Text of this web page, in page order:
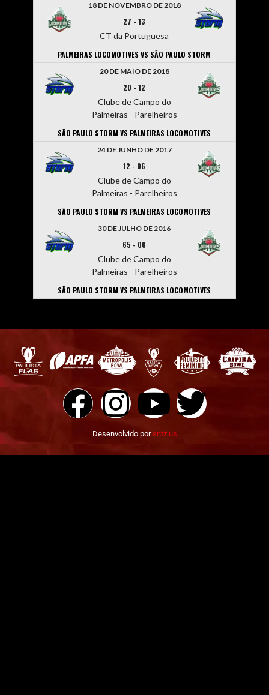
18 DE NOVEMBRO DE 2018
27 -13
CT da Portuguesa
PALMEIRAS LOCOMOTIVES VS SÃO PAULO STORM
20 DE MAIO DE 2018
20 -12
Clube de Campo do
Palmeiras - Parelheiros
SÃO PAULO STORM VS PALMEIRAS LOCOMOTIVES
24 DE JUNHO DE 2017
12 - 06
Clube de Campo do
Palmeiras - Parelheiros
SÃO PAULO STORM VS PALMEIRAS LOCOMOTIVES
30 DE JULHO DE 2016
65 - 00
Clube de Campo do
Palmeiras - Parelheiros
SÃO PAULO STORM VS PALMEIRAS LOCOMOTIVES
Desenvolvido porsntz.us